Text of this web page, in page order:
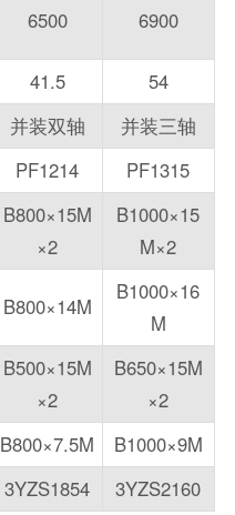
6500 6900
41.5
54
并装双轴
并装三轴
PF1214
PF1315
B800×15M
×2
B1000×15
M×2
B800×14M
B1000×16
M
B500×15M
×2
B650×15M
×2
B800×7.5M
B1000×9M
3YZS1854 3YZS2160